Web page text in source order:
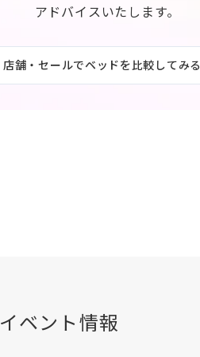
アドバイスいたします。
店舗・セールでベッドを比較してみる
イベント情報